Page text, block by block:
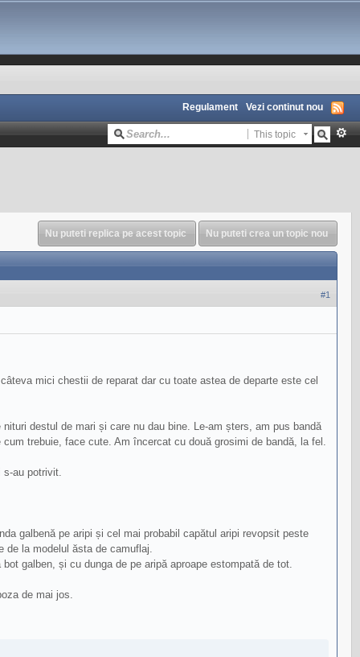
Regulament Vezi continut nou
This topic
Nu puteti crea un topic nou
Nu puteti replica pe acest topic
#1
mici chestii de reparat dar cu toate astea de departe este cel
destul de mari și care nu dau bine. Le-am șters, am pus bandă
trebuie, face cute. Am încercat cu două grosimi de bandă, la fel.
s-au potrivit.
galbenă pe aripi și cel mai probabil capătul aripi revopsit peste
de la modelul ăsta de camuflaj.
galben, și cu dunga de pe aripă aproape estompată de tot.
de mai jos.